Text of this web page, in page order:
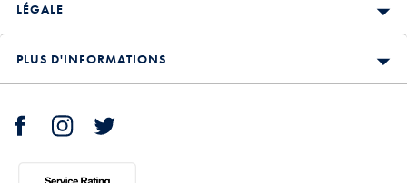
LÉGALE
PLUS D'INFORMATIONS